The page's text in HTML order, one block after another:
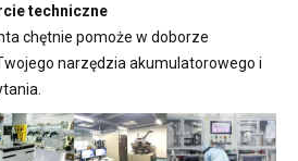
techniczne
chętnie pomoże w doborze
narzędzia akumulatorowego i